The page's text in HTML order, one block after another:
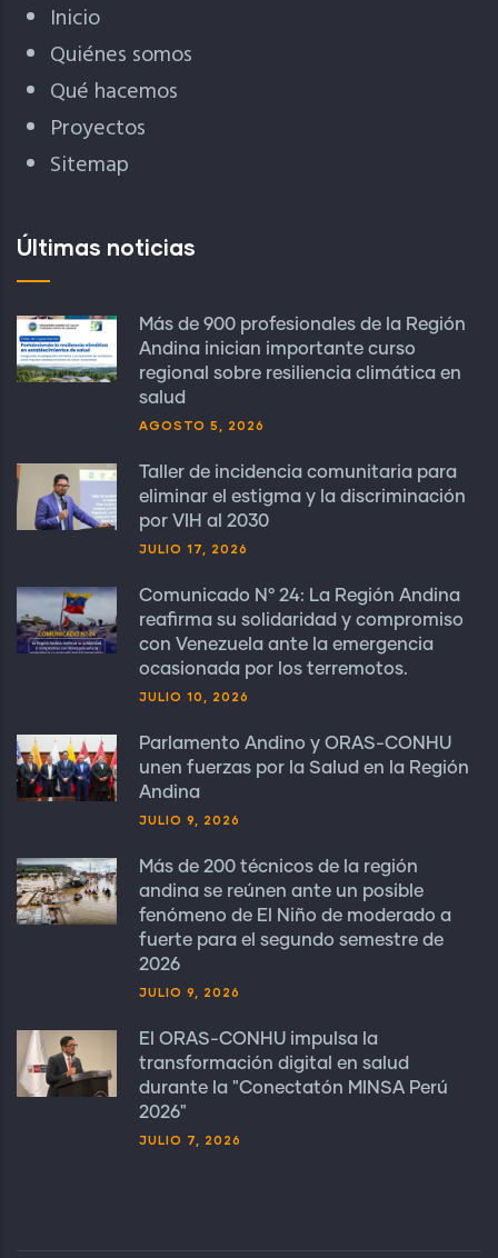
Inicio
Quiénes somos
Qué hacemos
Proyectos
Sitemap
Últimas noticias
Más de 900 profesionales de la Región
Andina inician importante curso
regional sobre resiliencia climática en
salud
AGOSTO 5, 2026
Taller de incidencia comunitaria para
eliminar el estigma y la discriminación
por VIH al 2030
JULIO 17, 2026
Comunicado N° 24: La Región Andina
reafirma su solidaridad y compromiso
con Venezuela ante la emergencia
ocasionada por los terremotos.
JULIO 10, 2026
Parlamento Andino y ORAS-CONHU
unen fuerzas por la Salud en la Región
Andina
JULIO 9, 2026
Más de 200 técnicos de la región
andina se reúnen ante un posible
fenómeno de El Niño de moderado a
fuerte para el segundo semestre de
2026
JULIO 9, 2026
El ORAS-CONHU impulsa la
transformación digital en salud
durante la "Conectatón MINSA Perú
2026"
JULIO 7, 2026